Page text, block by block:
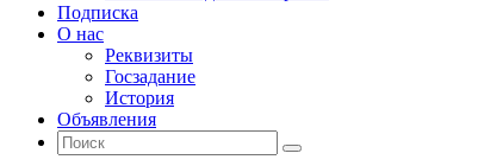
Подписка
О нас
Реквизиты
Госзадание
История
Объявления
Поиск
Искать:
Поиск